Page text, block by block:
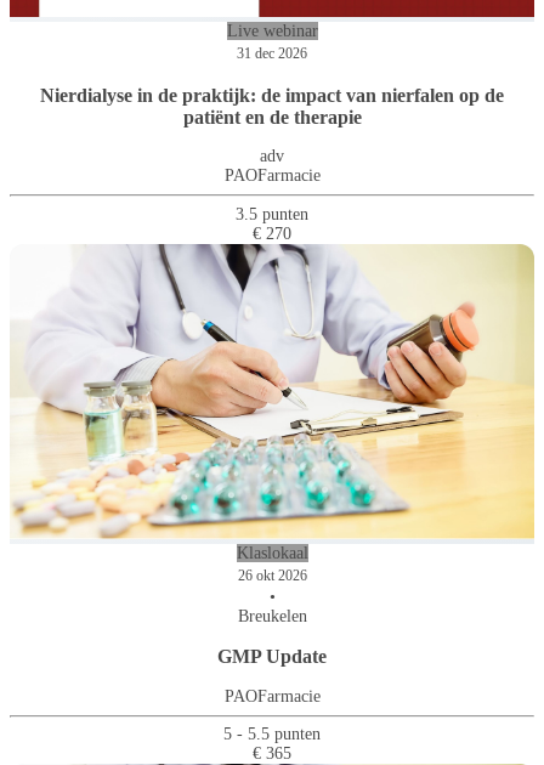
Live webinar
31 dec 2026
Nierdialyse in de praktijk: de impact van nierfalen op de
patiënt en de therapie
adv
PAOFarmacie
3.5 punten
€ 270
Klaslokaal
26 okt 2026
•
Breukelen
GMP Update
PAOFarmacie
5 - 5.5 punten
€ 365